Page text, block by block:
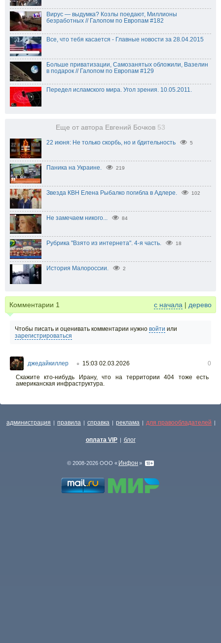
Вирус — выдумка? Козлы поедают, Миллионы
безработных // Галопом по Европам #182
Все, что тебя касается - Главные новости за 28.04.2015
Больше приватизации, Самозанятых обложили, Вазелин
в подарок // Галопом по Европам #129
Передел исламского мира. Угол зрения. 10.05.2011.
Еще от автора Евгений Бочков 53
22 июня: Не только скорбь, но и бдительность 5
Паника на Украине. 219
Звезда КВН Елена Рыбалко погибла в Адлере. 102
Не замечаем никого... 84
Рубрика "Взято из интернета". 4-я часть. 18
История Малороссии. 2
Комментарии 1 с начала | дерево
Чтобы писать и оценивать комментарии нужно войти или
зарегистрироваться
джедайкиллер ○ 15:03 02.03.2026
0
Скажите кто-нибудь Ирану, что на территории 404 тоже есть
американская инфраструктура.
администрация | правила | справка | реклама | для правообладателей |
оплата VIP | блог
© 2008-2026 ООО « Инфон »